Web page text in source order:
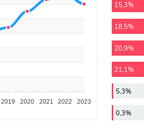
2019 2020 2021 2022 2023
15,3%
18,5%
20,9%
21,1%
5,3%
0,3%